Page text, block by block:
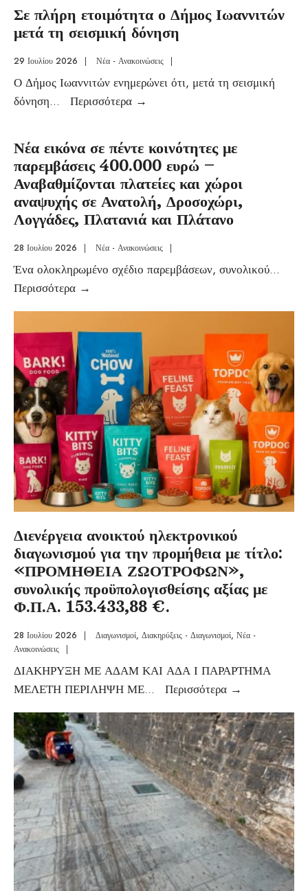
Σε πλήρη ετοιμότητα ο Δήμος Ιωαννιτών
μετά τη σεισμική δόνηση
29 Ιουλίου 2026 Νέα - Ανακοινώσεις
Ο Δήμος Ιωαννιτών ενημερώνει ότι, μετά τη σεισμική
δόνηση... Περισσότερα →
Νέα εικόνα σε πέντε κοινότητες με
παρεμβάσεις 400.000 ευρώ –
Αναβαθμίζονται πλατείες και χώροι
αναψυχής σε Ανατολή, Δροσοχώρι,
Λογγάδες, Πλατανιά και Πλάτανο
28 Ιουλίου 2026 Νέα - Ανακοινώσεις
Ένα ολοκληρωμένο σχέδιο παρεμβάσεων, συνολικού...
Περισσότερα →
Διενέργεια ανοικτού ηλεκτρονικού
διαγωνισμού για την προμήθεια με τίτλο:
«ΠΡΟΜΗΘΕΙΑ ΖΩΟΤΡΟΦΩΝ»,
συνολικής προϋπολογισθείσης αξίας με
Φ.Π.Α. 153.433,88 €.
28 Ιουλίου 2026 | Διαγωνισμοί, Διακηρύξεις - Διαγωνισμοί, Νέα -
Ανακοινώσεις
|
ΔΙΑΚΗΡΥΞΗ ΜΕ ΑΔΑΜ ΚΑΙ ΑΔΑ Ι ΠΑΡΑΡΤΗΜΑ
ΜΕΛΕΤΗ ΠΕΡΙΛΗΨΗ ΜΕ... Περισσότερα →